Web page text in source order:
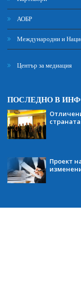
АОБР
Международни и
Център за медиация
ПОСЛЕДНО В
Проект